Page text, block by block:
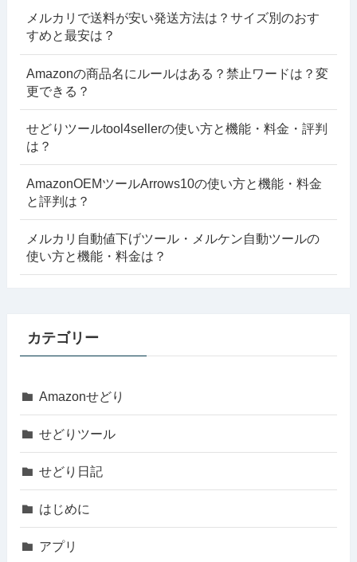
メルカリで送料が安い発送方法は？サイズ別のおす
すめと最安は？
Amazonの商品名にルールはある？禁止ワードは？変
更できる？
せどりツールtool4sellerの使い方と機能・料金・評判
は？
AmazonOEMツールArrows10の使い方と機能・料金
と評判は？
メルカリ自動値下げツール・メルケン自動ツールの
使い方と機能・料金は？
カテゴリー
Amazonせどり
せどりツール
せどり日記
はじめに
アプリ